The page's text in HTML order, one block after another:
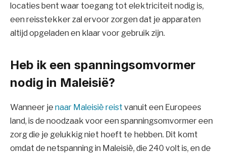
locaties bent waar toegang tot elektriciteit nodig is,
een reisstekker zal ervoor zorgen dat je apparaten
altijd opgeladen en klaar voor gebruik zijn.
Heb ik een spanningsomvormer
nodig in Maleisië?
Wanneer je naar Maleisië reist vanuit een Europees
land, is de noodzaak voor een spanningsomvormer een
zorg die je gelukkig niet hoeft te hebben. Dit komt
omdat de netspanning in Maleisië, die 240 volt is, en de